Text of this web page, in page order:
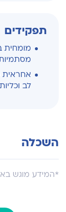
תפקידים
מומחית
מסתמיות
לב
השכלה
ובסיומה
*המידע מוגש